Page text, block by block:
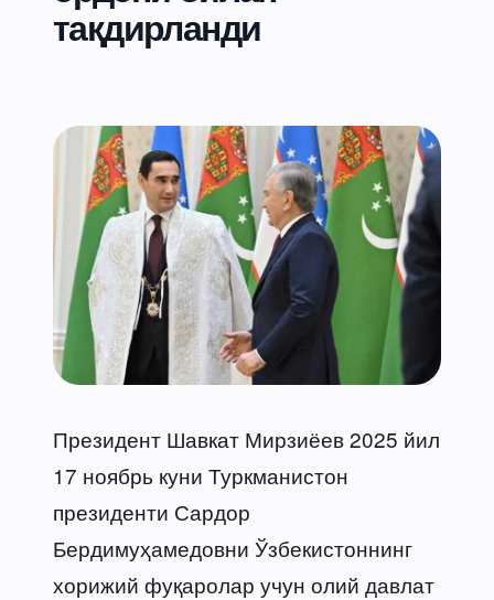
тақдирланди
Президент Шавкат Мирзиёев 2025 йил
17 ноябрь куни Туркманистон
президенти Сардор
Бердимуҳамедовни Ўзбекистоннинг
хорижий фуқаролар учун олий давлат